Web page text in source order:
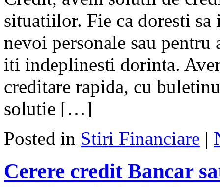
situatiilor. Fie ca doresti
nevoi personale sau
iti indeplinesti dorinta.
creditare rapida, cu
solutie […]
Posted in Stiri Financiare |
Cerere credit Bancar